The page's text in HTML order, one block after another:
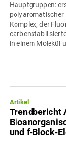
Hauptgruppen:
polyaromatischer
Komplex, der
in einem Molekül
Artikel
Trendbericht
und